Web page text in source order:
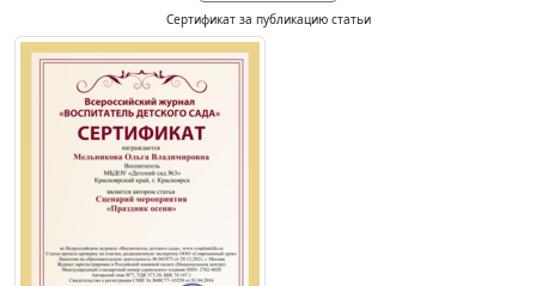
Сертификат за публикацию статьи